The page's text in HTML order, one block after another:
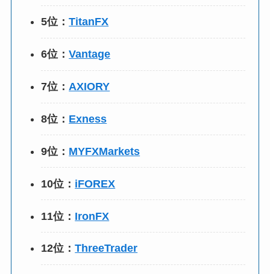
5位：TitanFX
6位：Vantage
7位：AXIORY
8位： Exness
9位： MYFXMarkets
10位： iFOREX
11位： IronFX
12位：ThreeTrader